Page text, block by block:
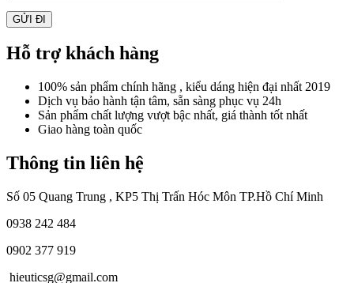
Hỗ trợ khách hàng
100% sản phẩm chính hãng , kiểu dáng hiện đại nhất 2019
Dịch vụ bảo hành tận tâm, sẵn sàng phục vụ 24h
Sản phẩm chất lượng vượt bậc nhất, giá thành tốt nhất
Giao hàng toàn quốc
Thông tin liên hệ
Số 05 Quang Trung , KP5 Thị Trấn Hóc Môn TP.Hồ Chí Minh
0938 242 484
0902 377 919
hieuticsg@gmail.com